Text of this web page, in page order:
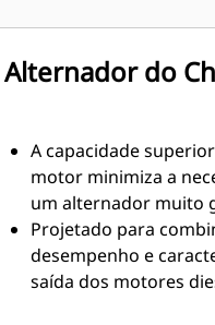
Alternador do
A capacidade
motor minimiza a
um alternador muito
Projetado para
desempenho e
saída dos motores